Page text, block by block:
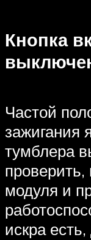
Кнопка
Частой
зажигания
тумблера
модуля и
искра